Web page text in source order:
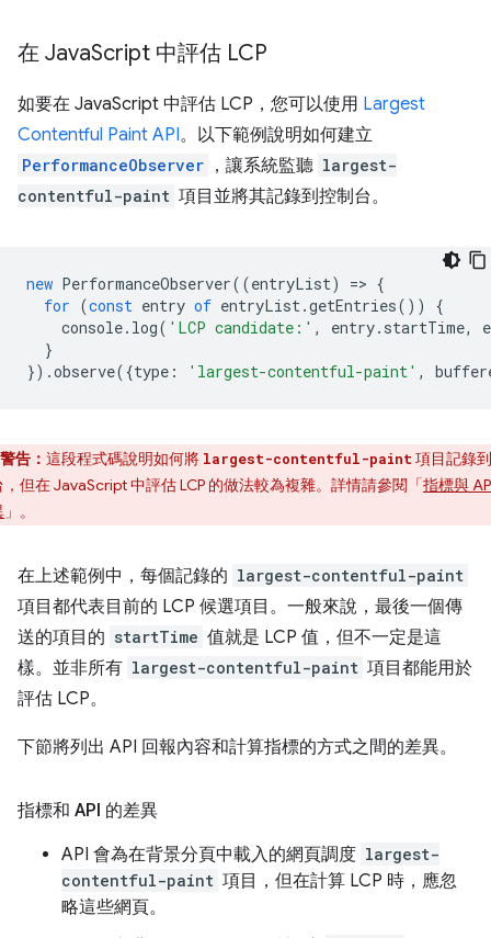
在 JavaScript 中評估 LCP
如要在 JavaScript 中評估 LCP，您可以使用 Largest
Contentful Paint API。以下範例說明如何建立
PerformanceObserver ，讓系統監聽 largest-
contentful-paint 項目並將其記錄到控制台。
new PerformanceObserver((entryList) => {
for (const entry of entryList.getEntries())
{
console. log( 'LCP candidate:' , entry. startTime,
}
}).observe({type : 'largest-contentful-paint' ,
警告： 這段程式碼說明如何將 largest-contentful-paint 項目記錄
，但在 JavaScript 中評估 LCP 的做法較為複雜。詳情請參閱「指標與
」。
在上述範例中，每個記錄的 largest-contentful-paint
項目都代表目前的 LCP 候選項目。一般來說，最後一個傳
送的項目的 startTime 值就是 LCP 值，但不一定是這
樣。並非所有 largest-contentful-paint 項目都能用於
評估 LCP。
下節將列出 API 回報內容和計算指標的方式之間的差異。
指標和 API 的差異
API 會為在背景分頁中載入的網頁調度 largest-
contentful-paint 項目，但在計算 LCP 時，應忽
略這些網頁。